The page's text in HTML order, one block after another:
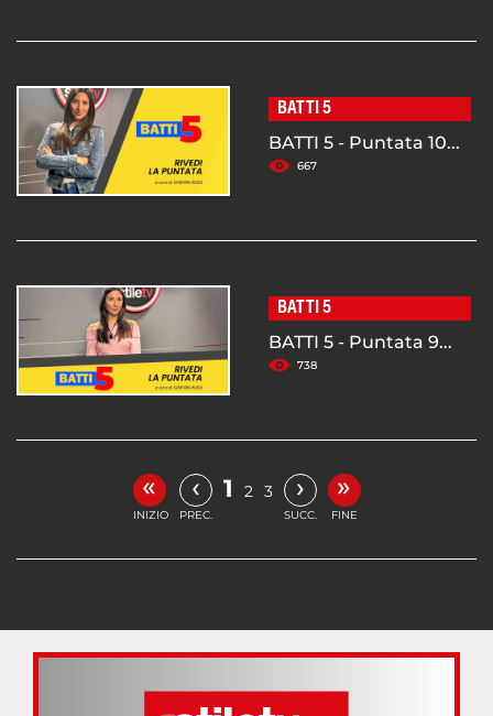
BATTI 5
BATTI 5 - Puntata 10...
667
BATTI 5
BATTI 5 - Puntata 9...
738
«
INIZIO
‹
PREC.
1 2 3 ›
SUCC.
»
FINE